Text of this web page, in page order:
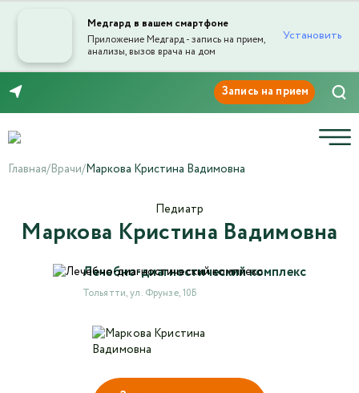
Медгард в вашем смартфоне
Приложение Медгард - запись на прием,
анализы, вызов врача на дом
Установить
Главная/Врачи/Маркова Кристина Вадимовна
Маркова Кристина Вадимовна
Лечебно-диагностический комплекс
Тольятти, ул. Фрунзе, 10Б
Педиатр
Отправка отзыва
Текст отзыва*
Ваша оценка